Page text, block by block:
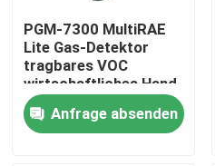
Zu Hause
PGM-7300 MultiRAE
Lite Gas-Detektor
tragbares VOC
wirtschaftliches Hand
Anfrage absenden